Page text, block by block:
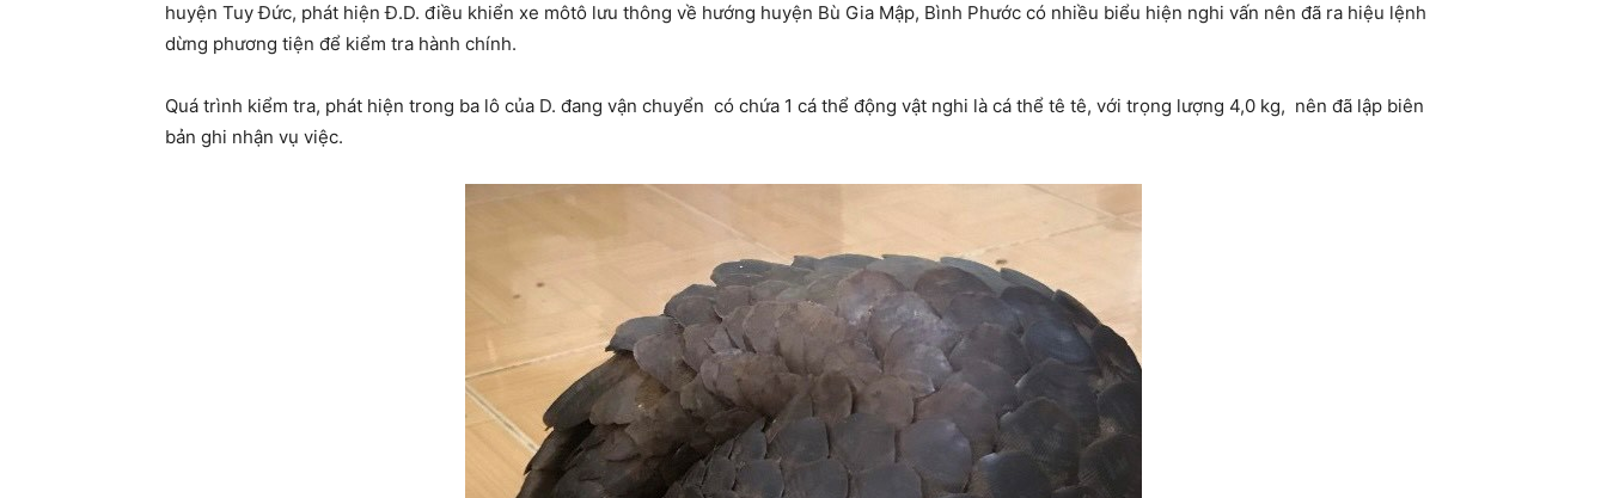
huyện Tuy Đức, phát hiện Đ.D. điều khiển xe môtô lưu thông về hướng huyện Bù Gia Mập, Bình Phước có nhiều biểu hiện nghi vấn nên đã ra hiệu lệnh
dừng phương tiện để kiểm tra hành chính.
Quá trình kiểm tra, phát hiện trong ba lô của D. đang vận chuyển có chứa 1 cá thể động vật nghi là cá thể tê tê, với trọng lượng 4,0 kg, nên đã lập biên
bản ghi nhận vụ việc.